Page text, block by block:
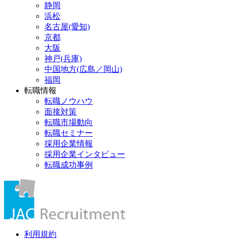
静岡
浜松
名古屋(愛知)
京都
大阪
神戸(兵庫)
中国地方(広島／岡山)
福岡
転職情報
転職ノウハウ
面接対策
転職市場動向
転職セミナー
採用企業情報
採用企業インタビュー
転職成功事例
利用規約